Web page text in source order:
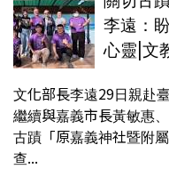
李遠：
心靈|文
文化部長李遠29日親赴
繼續與嘉義市長黃敏惠
古蹟「原嘉義神社暨附
查...